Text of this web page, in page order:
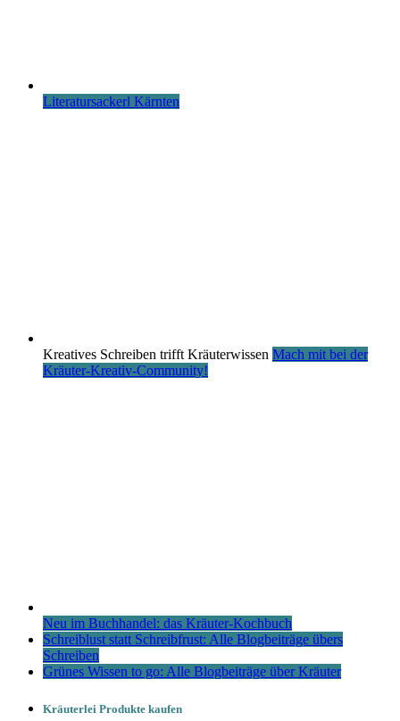
Literatursackerl Kärnten
Kreatives Schreiben trifft Kräuterwissen Mach mit bei der
Kräuter-Kreativ-Community!
Neu im Buchhandel: das Kräuter-Kochbuch
Schreiblust statt Schreibfrust: Alle Blogbeiträge übers
Schreiben
Grünes Wissen to go: Alle Blogbeiträge über Kräuter
Kräuterlei Produkte kaufen